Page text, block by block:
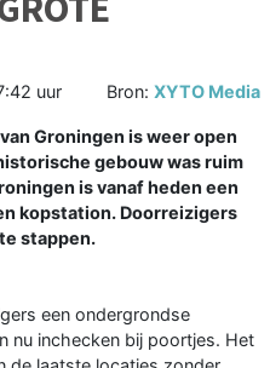
uur Bron: XYTO Media
Groningen is weer open
gebouw was ruim
is vanaf heden een
kopstation. Doorreizigers
stappen.
een ondergrondse
nu inchecken bij poortjes. Het